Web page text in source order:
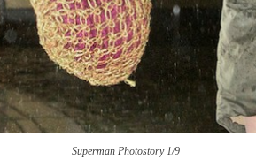
Superman Photostory 1/9